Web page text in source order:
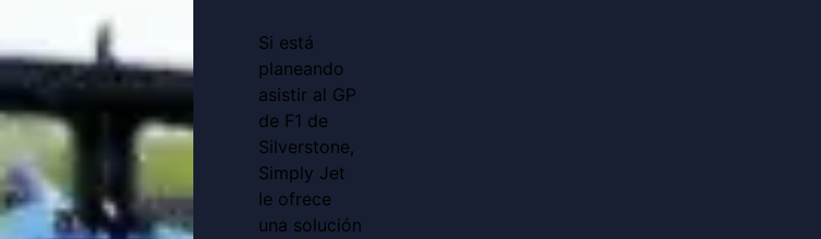
Si está
planeando
asistir al GP
de F1 de
Silverstone,
Simply Jet
le ofrece
una solución